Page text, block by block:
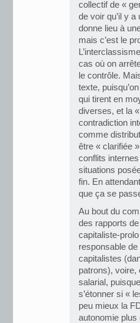
collectif de «
de voir qu’il y
donne lieu à
mais c’est le
cas où on
le contrôle.
texte,
qui tirent en
diverses, et la
contradiction
comme
être « clarifiée
conflits internes
situations
fin. En
que ça se
Au bout du
des rapports
capitaliste-
responsable de
capitalistes
patrons), voire,
salarial,
s’étonner si «
peu mieux la
autonomie plus